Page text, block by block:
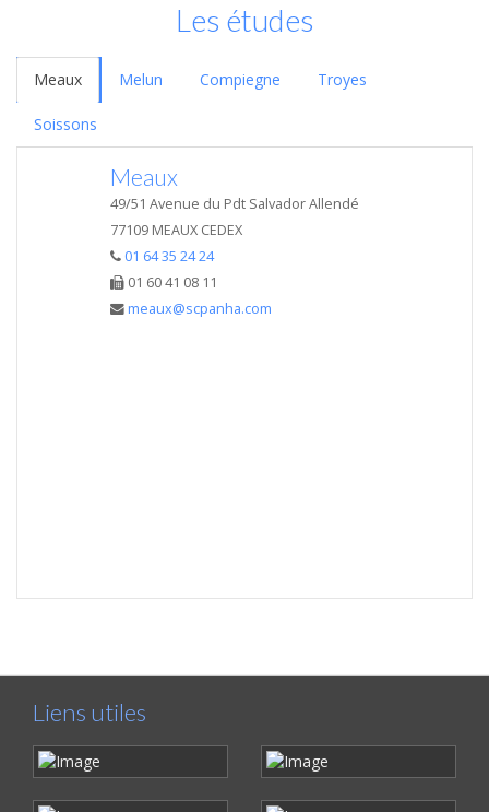
Les études
Meaux Melun Compiegne Troyes
Soissons
Meaux
49/51 Avenue du Pdt Salvador Allendé
77109 MEAUX CEDEX
01 64 35 24 24
01 60 41 08 11
meaux@scpanha.com
Liens utiles